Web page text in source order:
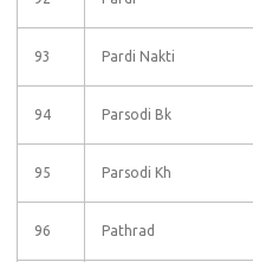
93 Pardi Nakti
94 Parsodi Bk
95 Parsodi Kh
96 Pathrad